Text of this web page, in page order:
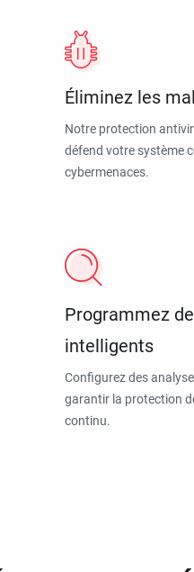
Éliminez les
Notre protection
défend votre système
cybermenaces.
Programmez
intelligents
Configurez des
garantir la protection
continu.